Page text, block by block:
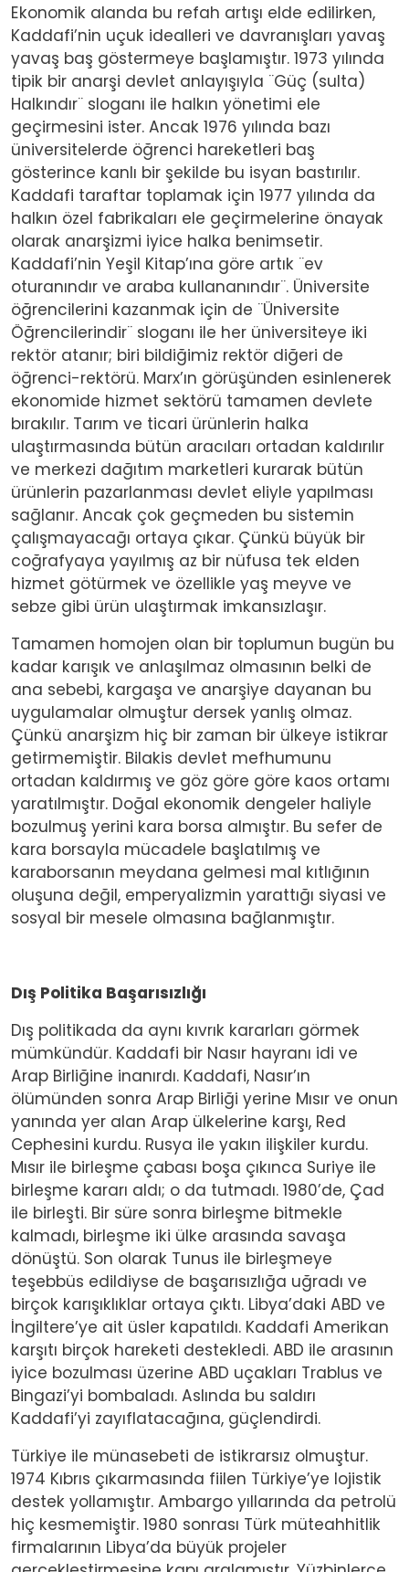
Ekonomik alanda bu refah artışı elde edilirken,
Kaddafi’nin uçuk idealleri ve davranışları yavaş
yavaş baş göstermeye başlamıştır. 1973 yılında
tipik bir anarşi devlet anlayışıyla ¨Güç (sulta)
Halkındır¨ sloganı ile halkın yönetimi ele
geçirmesini ister. Ancak 1976 yılında bazı
üniversitelerde öğrenci hareketleri baş
gösterince kanlı bir şekilde bu isyan bastırılır.
Kaddafi taraftar toplamak için 1977 yılında da
halkın özel fabrikaları ele geçirmelerine önayak
olarak anarşizmi iyice halka benimsetir.
Kaddafi’nin Yeşil Kitap’ına göre artık ¨ev
oturanındır ve araba kullananındır¨. Üniversite
öğrencilerini kazanmak için de ¨Üniversite
Öğrencilerindir¨ sloganı ile her üniversiteye iki
rektör atanır; biri bildiğimiz rektör diğeri de
öğrenci-rektörü. Marx’ın görüşünden esinlenerek
ekonomide hizmet sektörü tamamen devlete
bırakılır. Tarım ve ticari ürünlerin halka
ulaştırmasında bütün aracıları ortadan kaldırılır
ve merkezi dağıtım marketleri kurarak bütün
ürünlerin pazarlanması devlet eliyle yapılması
sağlanır. Ancak çok geçmeden bu sistemin
çalışmayacağı ortaya çıkar. Çünkü büyük bir
coğrafyaya yayılmış az bir nüfusa tek elden
hizmet götürmek ve özellikle yaş meyve ve
sebze gibi ürün ulaştırmak imkansızlaşır.
Tamamen homojen olan bir toplumun bugün bu
kadar karışık ve anlaşılmaz olmasının belki de
ana sebebi, kargaşa ve anarşiye dayanan bu
uygulamalar olmuştur dersek yanlış olmaz.
Çünkü anarşizm hiç bir zaman bir ülkeye istikrar
getirmemiştir. Bilakis devlet mefhumunu
ortadan kaldırmış ve göz göre göre kaos ortamı
yaratılmıştır. Doğal ekonomik dengeler haliyle
bozulmuş yerini kara borsa almıştır. Bu sefer de
kara borsayla mücadele başlatılmış ve
karaborsanın meydana gelmesi mal kıtlığının
oluşuna değil, emperyalizmin yarattığı siyasi ve
sosyal bir mesele olmasına bağlanmıştır.
Dış Politika Başarısızlığı
Dış politikada da aynı kıvrık kararları görmek
mümkündür. Kaddafi bir Nasır hayranı idi ve
Arap Birliğine inanırdı. Kaddafi, Nasır’ın
ölümünden sonra Arap Birliği yerine Mısır ve onun
yanında yer alan Arap ülkelerine karşı, Red
Cephesini kurdu. Rusya ile yakın ilişkiler kurdu.
Mısır ile birleşme çabası boşa çıkınca Suriye ile
birleşme kararı aldı; o da tutmadı. 1980’de, Çad
ile birleşti. Bir süre sonra birleşme bitmekle
kalmadı, birleşme iki ülke arasında savaşa
dönüştü. Son olarak Tunus ile birleşmeye
teşebbüs edildiyse de başarısızlığa uğradı ve
birçok karışıklıklar ortaya çıktı. Libya’daki ABD ve
İngiltere’ye ait üsler kapatıldı. Kaddafi Amerikan
karşıtı birçok hareketi destekledi. ABD ile arasının
iyice bozulması üzerine ABD uçakları Trablus ve
Bingazi’yi bombaladı. Aslında bu saldırı
Kaddafi’yi zayıflatacağına, güçlendirdi.
Türkiye ile münasebeti de istikrarsız olmuştur.
1974 Kıbrıs çıkarmasında fiilen Türkiye’ye lojistik
destek yollamıştır. Ambargo yıllarında da petrolü
hiç kesmemiştir. 1980 sonrası Türk müteahhitlik
firmalarının Libya’da büyük projeler